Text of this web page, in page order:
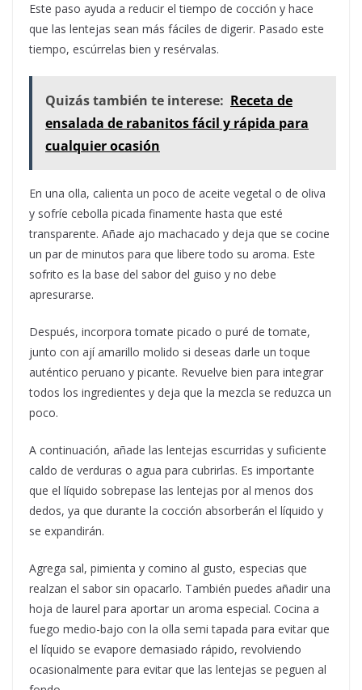
Este paso ayuda a reducir el tiempo de cocción y hace
que las lentejas sean más fáciles de digerir. Pasado este
tiempo, escúrrelas bien y resérvalas.
Quizás también te interese: Receta de
ensalada de rabanitos fácil y rápida para
cualquier ocasión
En una olla, calienta un poco de aceite vegetal o de oliva
y sofríe cebolla picada finamente hasta que esté
transparente. Añade ajo machacado y deja que se cocine
un par de minutos para que libere todo su aroma. Este
sofrito es la base del sabor del guiso y no debe
apresurarse.
Después, incorpora tomate picado o puré de tomate,
junto con ají amarillo molido si deseas darle un toque
auténtico peruano y picante. Revuelve bien para integrar
todos los ingredientes y deja que la mezcla se reduzca un
poco.
A continuación, añade las lentejas escurridas y suficiente
caldo de verduras o agua para cubrirlas. Es importante
que el líquido sobrepase las lentejas por al menos dos
dedos, ya que durante la cocción absorberán el líquido y
se expandirán.
Agrega sal, pimienta y comino al gusto, especias que
realzan el sabor sin opacarlo. También puedes añadir una
hoja de laurel para aportar un aroma especial. Cocina a
fuego medio-bajo con la olla semi tapada para evitar que
el líquido se evapore demasiado rápido, revolviendo
ocasionalmente para evitar que las lentejas se peguen al